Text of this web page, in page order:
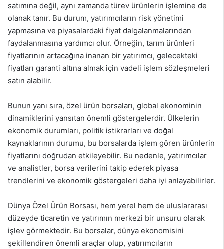
satımına değil, aynı zamanda türev ürünlerin işlemine de
olanak tanır. Bu durum, yatırımcıların risk yönetimi
yapmasına ve piyasalardaki fiyat dalgalanmalarından
faydalanmasına yardımcı olur. Örneğin, tarım ürünleri
fiyatlarının artacağına inanan bir yatırımcı, gelecekteki
fiyatları garanti altına almak için vadeli işlem sözleşmeleri
satın alabilir.
Bunun yanı sıra, özel ürün borsaları, global ekonominin
dinamiklerini yansıtan önemli göstergelerdir. Ülkelerin
ekonomik durumları, politik istikrarları ve doğal
kaynaklarının durumu, bu borsalarda işlem gören ürünlerin
fiyatlarını doğrudan etkileyebilir. Bu nedenle, yatırımcılar
ve analistler, borsa verilerini takip ederek piyasa
trendlerini ve ekonomik göstergeleri daha iyi anlayabilirler.
Dünya Özel Ürün Borsası, hem yerel hem de uluslararası
düzeyde ticaretin ve yatırımın merkezi bir unsuru olarak
işlev görmektedir. Bu borsalar, dünya ekonomisini
şekillendiren önemli araçlar olup, yatırımcıların